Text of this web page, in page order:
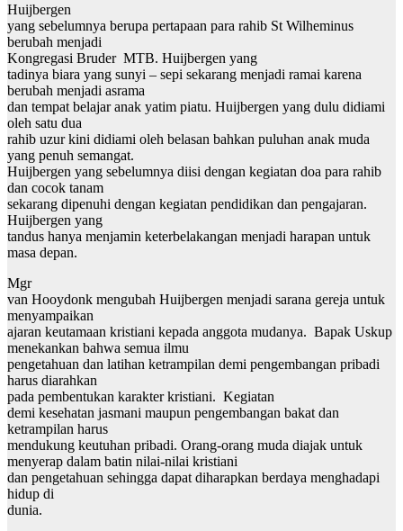
Huijbergen
yang sebelumnya berupa pertapaan para rahib St Wilheminus
berubah menjadi
Kongregasi Bruder MTB. Huijbergen yang
tadinya biara yang sunyi – sepi sekarang menjadi ramai karena
berubah menjadi asrama
dan tempat belajar anak yatim piatu. Huijbergen yang dulu didiami
oleh satu dua
rahib uzur kini didiami oleh belasan bahkan puluhan anak muda
yang penuh semangat.
Huijbergen yang sebelumnya diisi dengan kegiatan doa para rahib
dan cocok tanam
sekarang dipenuhi dengan kegiatan pendidikan dan pengajaran.
Huijbergen yang
tandus hanya menjamin keterbelakangan menjadi harapan untuk
masa depan.
Mgr
van Hooydonk mengubah Huijbergen menjadi sarana gereja untuk
menyampaikan
ajaran keutamaan kristiani kepada anggota mudanya. Bapak Uskup
menekankan bahwa semua ilmu
pengetahuan dan latihan ketrampilan demi pengembangan pribadi
harus diarahkan
pada pembentukan karakter kristiani. Kegiatan
demi kesehatan jasmani maupun pengembangan bakat dan
ketrampilan harus
mendukung keutuhan pribadi. Orang-orang muda diajak untuk
menyerap dalam batin nilai-nilai kristiani
dan pengetahuan sehingga dapat diharapkan berdaya menghadapi
hidup di
dunia.